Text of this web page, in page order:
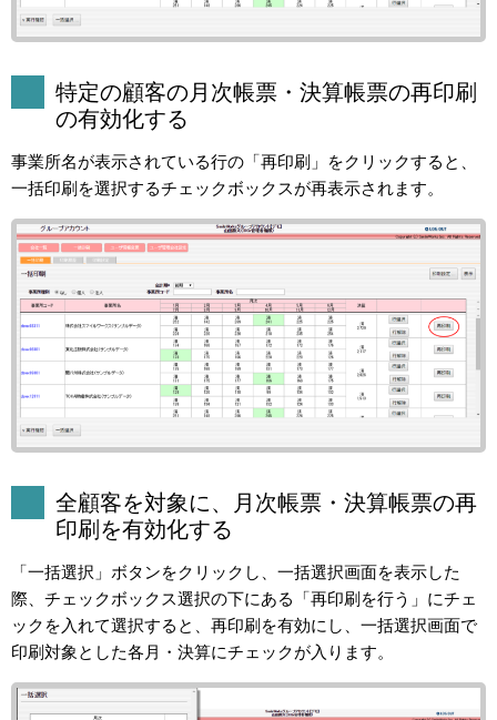
特定の顧客の月次帳票・決算帳票の再印刷
の有効化する
事業所名が表示されている行の「再印刷」をクリックすると、
一括印刷を選択するチェックボックスが再表示されます。
全顧客を対象に、月次帳票・決算帳票の再
印刷を有効化する
「一括選択」ボタンをクリックし、一括選択画面を表示した
際、チェックボックス選択の下にある「再印刷を行う」にチェ
ックを入れて選択すると、再印刷を有効にし、一括選択画面で
印刷対象とした各月・決算にチェックが入ります。